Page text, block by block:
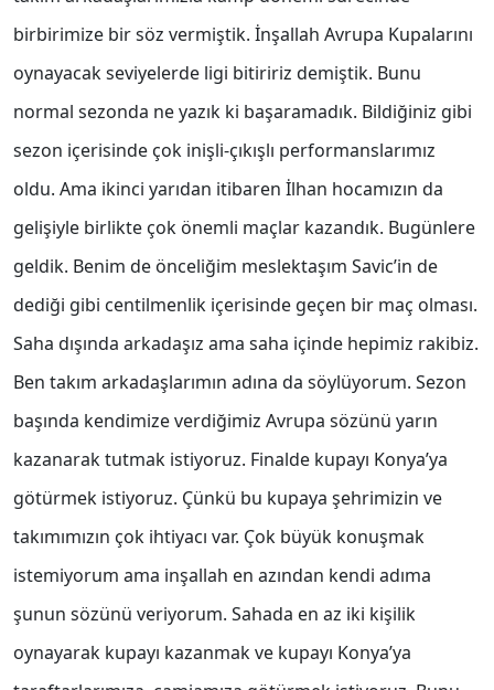
birbirimize bir söz vermiştik. İnşallah Avrupa Kupalarını
oynayacak seviyelerde ligi bitiririz demiştik. Bunu
normal sezonda ne yazık ki başaramadık. Bildiğiniz gibi
sezon içerisinde çok inişli-çıkışlı performanslarımız
oldu. Ama ikinci yarıdan itibaren İlhan hocamızın da
gelişiyle birlikte çok önemli maçlar kazandık. Bugünlere
geldik. Benim de önceliğim meslektaşım Savic’in de
dediği gibi centilmenlik içerisinde geçen bir maç olması.
Saha dışında arkadaşız ama saha içinde hepimiz rakibiz.
Ben takım arkadaşlarımın adına da söylüyorum. Sezon
başında kendimize verdiğimiz Avrupa sözünü yarın
kazanarak tutmak istiyoruz. Finalde kupayı Konya’ya
götürmek istiyoruz. Çünkü bu kupaya şehrimizin ve
takımımızın çok ihtiyacı var. Çok büyük konuşmak
istemiyorum ama inşallah en azından kendi adıma
şunun sözünü veriyorum. Sahada en az iki kişilik
oynayarak kupayı kazanmak ve kupayı Konya’ya